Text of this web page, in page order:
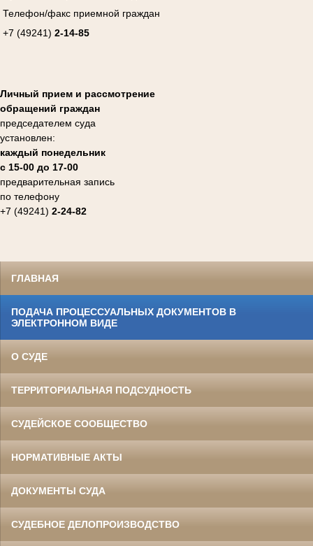
Телефон/факс приемной граждан
+7 (49241) 2-14-85
Личный прием и рассмотрение
обращений граждан
председателем суда
установлен:
каждый понедельник
с 15-00 до 17-00
предварительная запись
по телефону
+7 (49241) 2-24-82
ГЛАВНАЯ
ПОДАЧА ПРОЦЕССУАЛЬНЫХ ДОКУМЕНТОВ В
ЭЛЕКТРОННОМ ВИДЕ
О СУДЕ
ТЕРРИТОРИАЛЬНАЯ ПОДСУДНОСТЬ
СУДЕЙСКОЕ СООБЩЕСТВО
НОРМАТИВНЫЕ АКТЫ
ДОКУМЕНТЫ СУДА
СУДЕБНОЕ ДЕЛОПРОИЗВОДСТВО